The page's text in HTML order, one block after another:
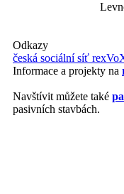
Odkazy
česká sociální síť
Informace a projekty na
Navštívit můžete také
pasivních stavbách.